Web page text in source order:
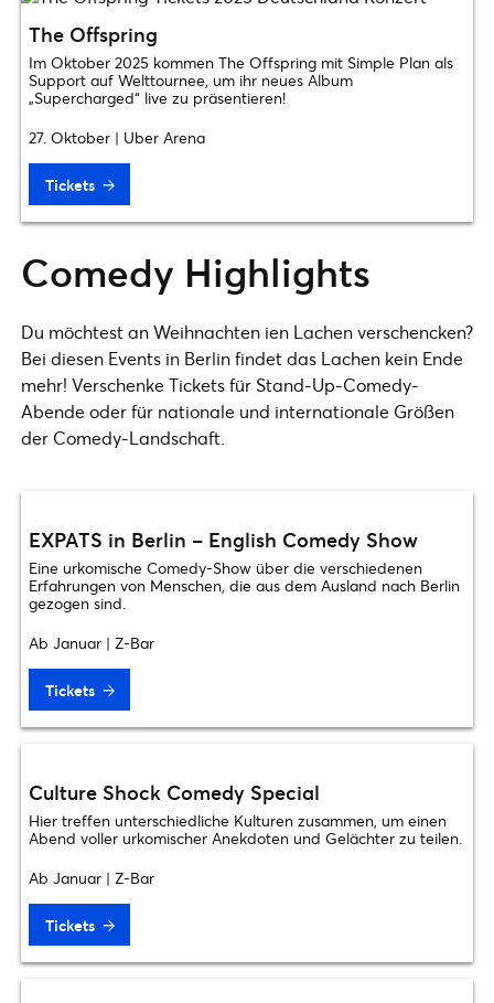
The Offspring
Im Oktober 2025 kommen The Offspring mit Simple Plan als
Support auf Welttournee, um ihr neues Album
„Supercharged“ live zu präsentieren!
27. Oktober | Uber Arena
Tickets
Comedy Highlights
Du möchtest an Weihnachten ien Lachen verschencken?
Bei diesen Events in Berlin findet das Lachen kein Ende
mehr! Verschenke Tickets für Stand-Up-Comedy-
Abende oder für nationale und internationale Größen
der Comedy-Landschaft.
EXPATS in Berlin – English Comedy Show
Eine urkomische Comedy-Show über die verschiedenen
Erfahrungen von Menschen, die aus dem Ausland nach Berlin
gezogen sind.
Ab Januar | Z-Bar
Tickets
Culture Shock Comedy Special
Hier treffen unterschiedliche Kulturen zusammen, um einen
Abend voller urkomischer Anekdoten und Gelächter zu teilen.
Ab Januar | Z-Bar
Tickets